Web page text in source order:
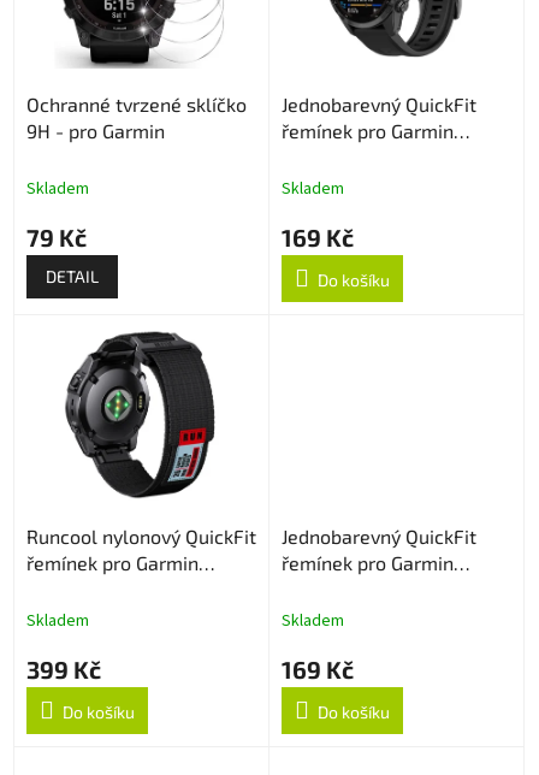
Ochranné tvrzené sklíčko
9H - pro Garmin
Skladem
79 Kč
DETAIL
Jednobarevný QuickFit
řemínek pro Garmin
Skladem
169 Kč
Do košíku
Runcool nylonový QuickFit
řemínek pro Garmin
Skladem
399 Kč
Do košíku
Jednobarevný QuickFit
řemínek pro Garmin
Skladem
169 Kč
Do košíku